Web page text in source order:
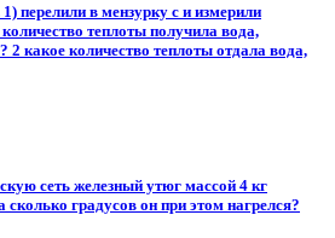
перелили в мензурку с и измерили
теплоты получила вода,
2 какое количество теплоты отдала вода,
сеть железный утюг массой 4 кг
градусов он при этом нагрелся?